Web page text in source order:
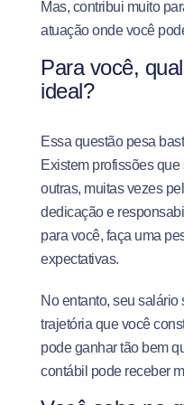
Mas, contribui muito
atuação onde você
Para você,
ideal?
Essa questão pesa
Existem profissões
outras, muitas vezes
dedicação e
para você, faça uma
expectativas.
No entanto, seu
trajetória que você
pode ganhar tão bem
contábil pode receber